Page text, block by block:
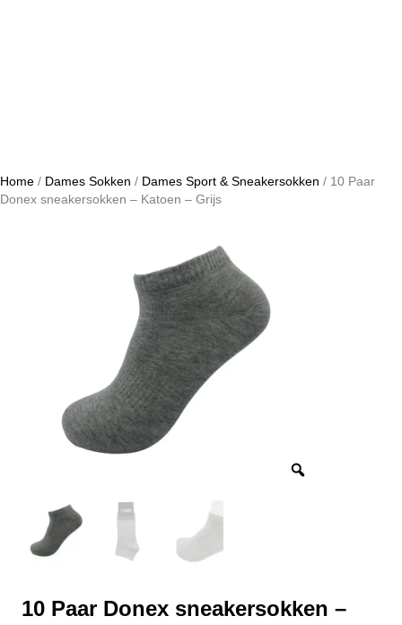
Home / Dames Sokken / Dames Sport & Sneakersokken / 10 Paar
Donex sneakersokken – Katoen – Grijs
10 Paar Donex sneakersokken –